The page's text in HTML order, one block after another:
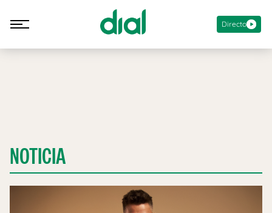
Directo
NOTICIA